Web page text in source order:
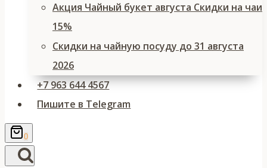
Акция Чайный букет августа Скидки на чаи
15%
Скидки на чайную посуду до 31 августа
2026
+7 963 644 4567
Пишите в Telegram
0